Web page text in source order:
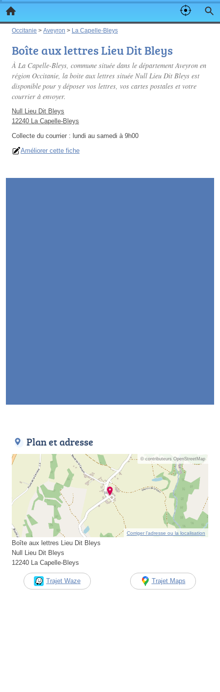
Occitanie > Aveyron > La Capelle-Bleys
Boîte aux lettres Lieu Dit Bleys
À La Capelle-Bleys, commune située dans le département Aveyron en
région Occitanie, la boite aux lettres située Null Lieu Dit Bleys est
disponible pour y déposer vos lettres, vos cartes postales et votre
courrier à envoyer.
Null Lieu Dit Bleys
12240 La Capelle-Bleys
Collecte du courrier : lundi au samedi à 9h00
Améliorer cette fiche
Plan et adresse
© contributeurs OpenStreetMap
Corriger l’adresse ou la localisation
Boîte aux lettres Lieu Dit Bleys
Null Lieu Dit Bleys
12240 La Capelle-Bleys
Trajet Waze Trajet Maps